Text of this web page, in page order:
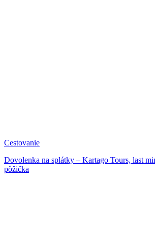
Cestovanie
Dovolenka na splátky – Kartago Tours, last
pôžička